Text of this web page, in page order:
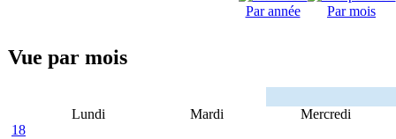
Par année Par mois
Vue par mois
Lundi Mardi
Mercredi
18